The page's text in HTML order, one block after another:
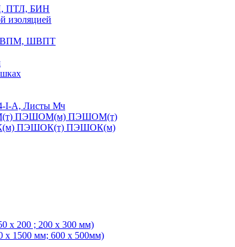
ПТЛ, БИН
изоляцией
ШВПМ, ШВПТ
I-А, Листы Мч
ПЭШОМ(м) ПЭШОМ(т)
ПЭШОК(т) ПЭШОК(м)
х 200 ; 200 х 300 мм)
1500 мм; 600 х 500мм)